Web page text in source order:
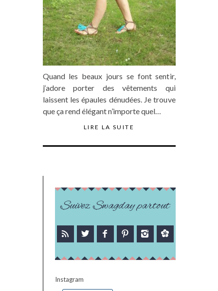
Quand les beaux jours se font sentir,
j‘adore porter des vêtements qui
laissent les épaules dénudées. Je trouve
que ça rend élégant n’importe quel…
LIRE LA SUITE
Suivez Swagday partout
Instagram